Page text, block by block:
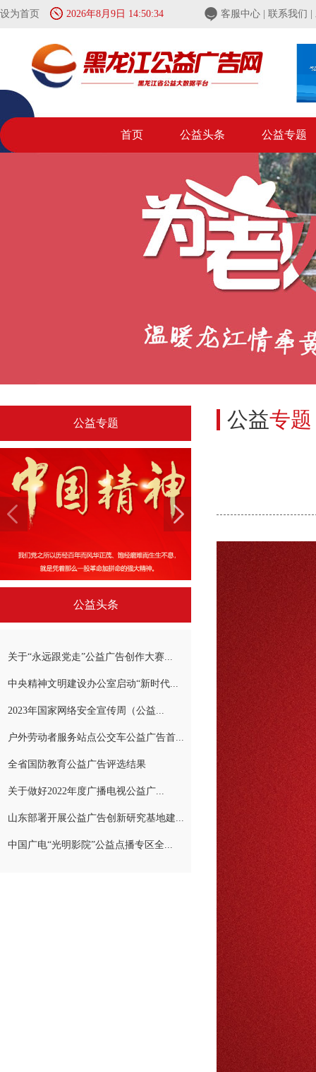
设为首页 2026年8月9日 14:50:36 客服中心 联系我们
首页 公益头条 公益专题
公益专题
中国精神系列海报专题（三）
公益头条
关于“永远跟党走”公益广告创作大赛...
中央精神文明建设办公室启动“新时代...
2023年国家网络安全宣传周（公益...
户外劳动者服务站点公交车公益广告首...
全省国防教育公益广告评选结果
关于做好2022年度广播电视公益广...
山东部署开展公益广告创新研究基地建...
中国广电“光明影院”公益点播专区全...
公益专题